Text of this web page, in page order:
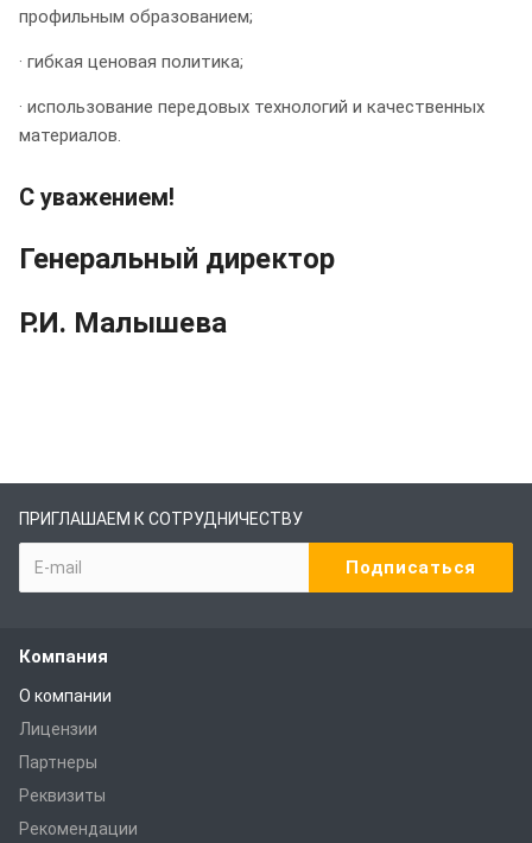
профильным образованием;
· гибкая ценовая политика;
· использование передовых технологий и качественных
материалов.
С уважением!
Генеральный директор
Р.И. Малышева
ПРИГЛАШАЕМ К СОТРУДНИЧЕСТВУ
Компания
О компании
Лицензии
Партнеры
Реквизиты
Рекомендации